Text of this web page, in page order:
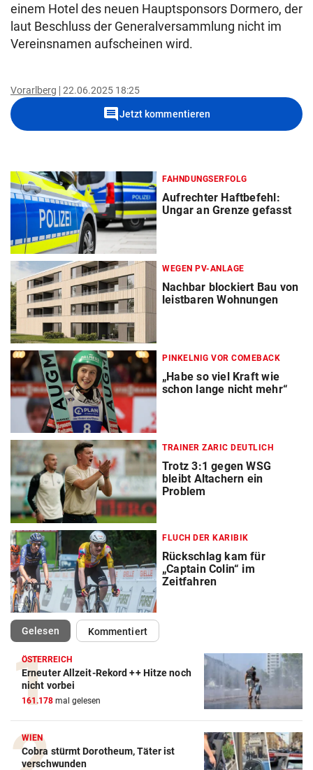
einem Hotel des neuen Hauptsponsors Dormero, der
laut Beschluss der Generalversammlung nicht im
Vereinsnamen aufscheinen wird.
Vorarlberg 22.06.2025 18:25
commentJetzt kommentieren
FAHNDUNGSERFOLG
Aufrechter Haftbefehl:
Ungar an Grenze gefasst
WEGEN PV-ANLAGE
Nachbar blockiert Bau von
leistbaren Wohnungen
PINKELNIG VOR COMEBACK
„Habe so viel Kraft wie
schon lange nicht mehr“
TRAINER ZARIC DEUTLICH
Trotz 3:1 gegen WSG
bleibt Altachern ein
Problem
FLUCH DER KARIBIK
Rückschlag kam für
„Captain Colin“ im
Zeitfahren
Gelesen(ausgewählt)Kommentiert
ÖSTERREICH
Erneuter Allzeit-Rekord ++ Hitze noch
nicht vorbei
161.178 mal gelesen
WIEN
Cobra stürmt Dorotheum, Täter ist
verschwunden